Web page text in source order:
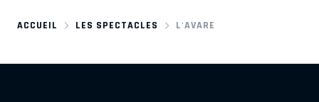
ACCUEIL LES SPECTACLES L'AVARE